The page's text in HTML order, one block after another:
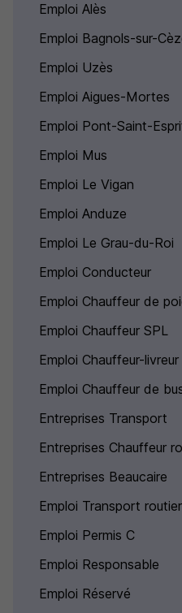
Emploi Alès
Emploi Bagnols-sur-
Emploi Uzès
Emploi Aigues-Mortes
Emploi Pont-Saint-
Emploi Mus
Emploi Le Vigan
Emploi Anduze
Emploi Le Grau-du-Roi
Emploi Conducteur
Emploi Chauffeur de
Emploi Chauffeur SPL
Emploi Chauffeur-livreur
Emploi Chauffeur de
Entreprises Transport
Entreprises Chauffeur
Entreprises Beaucaire
Emploi Transport routier
Emploi Permis C
Emploi Responsable
Emploi Réservé